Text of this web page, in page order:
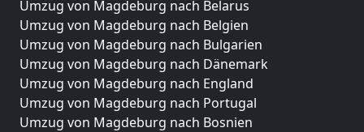
Umzug von Magdeburg nach Belarus
Umzug von Magdeburg nach Belgien
Umzug von Magdeburg nach Bulgarien
Umzug von Magdeburg nach Dänemark
Umzug von Magdeburg nach England
Umzug von Magdeburg nach Portugal
Umzug von Magdeburg nach Bosnien